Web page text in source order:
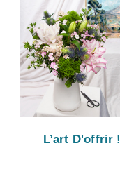
L’art D'offrir !